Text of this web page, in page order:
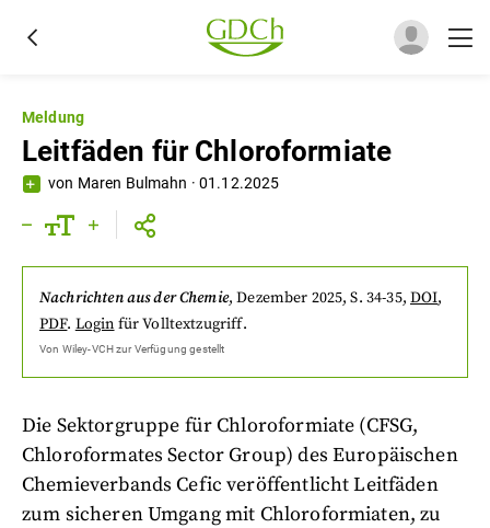
Meldung
Leitfäden für Chloroformiate
von Maren Bulmahn ·01.12.2025
Nachrichten aus der Chemie,Dezember 2025, S. 34-35, DOI,
PDF. Login für Volltextzugriff.
Von Wiley-VCHzur Verfügung gestellt
Die Sektorgruppe für Chloroformiate (CFSG,
Chloroformates Sector Group) des Europäischen
Chemieverbands Cefic veröffentlicht Leitfäden
zum sicheren Umgang mit Chloroformiaten, zu